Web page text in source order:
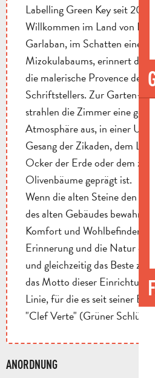
Labelling Green Key seit 2023.
Willkommen im Land von
Garlaban, im Schatten eines
Mizokulabaums, erinnert die
die malerische Provence des
Schriftstellers. Zur Garten-
strahlen die Zimmer eine
Atmosphäre aus, in einer
Gesang der Zikaden, dem
Ocker der Erde oder dem
Olivenbäume geprägt ist.
Wenn die alten Steine den
des alten Gebäudes bewahrt
Komfort und Wohlbefinden
Erinnerung und die Natur
und gleichzeitig das Beste zu
das Motto dieser Einrichtung.
Linie, für die es seit seiner
"Clef Verte" (Grüner
ANORDNUNG